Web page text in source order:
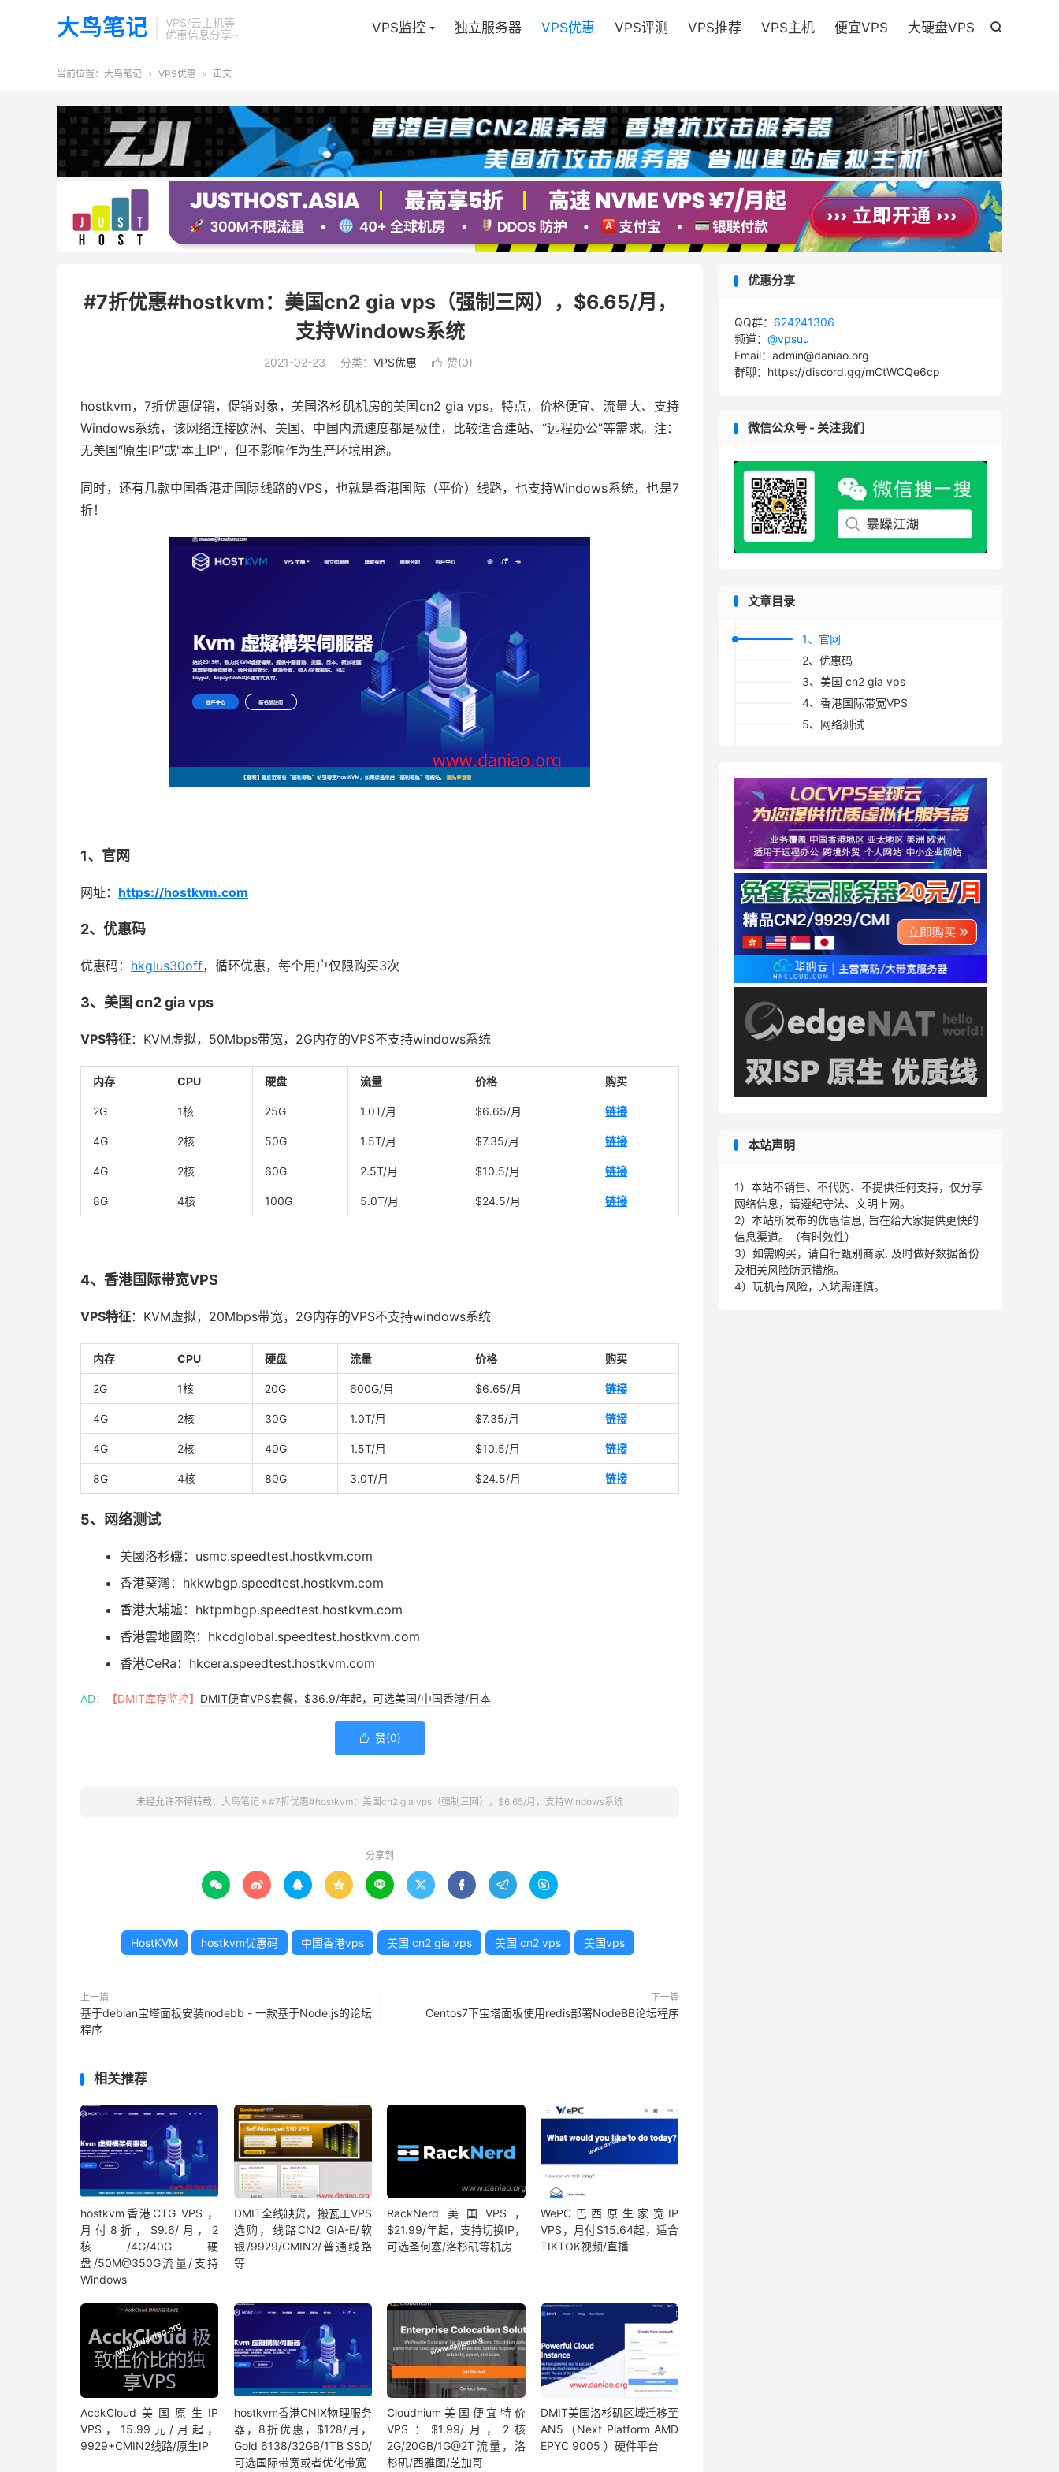
大鸟笔记
VPS/云主机等
优惠信息分享~

VPS监控 独立服务器 VPS优惠 VPS评测 VPS推荐 VPS主机 便宜VPS 大硬盘VPS
当前位置： 大鸟笔记  VPS优惠  正文
#7折优惠#hostkvm：美国cn2 gia vps（强制三网），$6.65/月，
支持Windows系统
2021-02-23 分类： VPS优惠  赞(0)
hostkvm，7折优惠促销，促销对象，美国洛杉矶机房的美国cn2 gia vps，特点，价格便宜、流量大、支持
Windows系统，该网络连接欧洲、美国、中国内流速度都是极佳，比较适合建站、“远程办公”等需求。注：
无美国“原生IP”或"本土IP"，但不影响作为生产环境用途。
同时，还有几款中国香港走国际线路的VPS，也就是香港国际（平价）线路，也支持Windows系统，也是7
折！
1、官网
网址： https://hostkvm.com
2、优惠码
优惠码： hkglus30off，循环优惠，每个用户仅限购买3次
3、美国 cn2 gia vps
VPS特征：KVM虚拟，50Mbps带宽，2G内存的VPS不支持windows系统
内存 CPU 硬盘 流量 价格 购买
2G 1核 25G 1.0T/月 $6.65/月 链接
4G 2核 50G 1.5T/月 $7.35/月 链接
4G 2核 60G 2.5T/月 $10.5/月 链接
8G 4核 100G 5.0T/月 $24.5/月 链接
4、香港国际带宽VPS
VPS特征：KVM虚拟，20Mbps带宽，2G内存的VPS不支持windows系统
内存 CPU 硬盘 流量 价格 购买
2G 1核 20G 600G/月 $6.65/月 链接
4G 2核 30G 1.0T/月 $7.35/月 链接
4G 2核 40G 1.5T/月 $10.5/月 链接
8G 4核 80G 3.0T/月 $24.5/月 链接
5、网络测试
美國洛杉磯：usmc.speedtest.hostkvm.com
香港葵灣：hkkwbgp.speedtest.hostkvm.com
香港大埔墟：hktpmbgp.speedtest.hostkvm.com
香港雲地國際：hkcdglobal.speedtest.hostkvm.com
香港CeRa：hkcera.speedtest.hostkvm.com
AD： 【DMIT库存监控】 DMIT便宜VPS套餐，$36.9/年起，可选美国/中国香港/日本
 赞(0)
未经允许不得转载： 大鸟笔记 » #7折优惠#hostkvm：美国cn2 gia vps（强制三网），$6.65/月，支持Windows系统
分享到
        
HostKVM hostkvm优惠码 中国香港vps 美国 cn2 gia vps 美国 cn2 vps 美国vps
上一篇
基于debian宝塔面板安装nodebb - 一款基于Node.js的论坛
程序
下一篇
Centos7下宝塔面板使用redis部署NodeBB论坛程序
相关推荐
hostkvm香港CTG VPS ，
月付8折，$9.6/月，2
核/4G/40G硬
盘/50M@350G流量/支持
Windows
DMIT全线缺货，搬瓦工VPS
选购，线路CN2 GIA-E/软
银/9929/CMIN2/普通线路
等
RackNerd美国VPS，
$21.99/年起，支持切换IP，
可选圣何塞/洛杉矶等机房
WePC巴西原生家宽IP
VPS，月付$15.64起，适合
TIKTOK视频/直播
AcckCloud美国原生IP
VPS，15.99元/月起，
9929+CMIN2线路/原生IP
hostkvm香港CNIX物理服务
器，8折优惠，$128/月，
Gold 6138/32GB/1TB SSD/
可选国际带宽或者优化带宽
Cloudnium美国便宜特价
VPS：$1.99/月，2核
2G/20GB/1G@2T流量，洛
杉矶/西雅图/芝加哥
DMIT美国洛杉矶区域迁移至
AN5（Next Platform AMD
EPYC 9005 ）硬件平台
优惠分享
QQ群： 624241306
频道： @vpsuu
Email：admin@daniao.org
群聊：https://discord.gg/mCtWCQe6cp
微信公众号 - 关注我们
文章目录
1、官网
2、优惠码
3、美国 cn2 gia vps
4、香港国际带宽VPS
5、网络测试
本站声明
1）本站不销售、不代购、不提供任何支持，仅分享
网络信息，请遵纪守法、文明上网。
2）本站所发布的优惠信息, 旨在给大家提供更快的
信息渠道。（有时效性）
3）如需购买，请自行甄别商家, 及时做好数据备份
及相关风险防范措施。
4）玩机有风险，入坑需谨慎。